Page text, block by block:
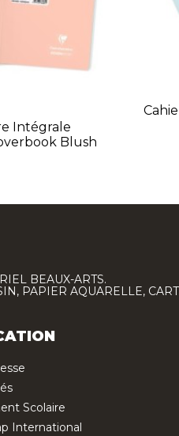
Intégrale
Blush
BEAUX-ARTS.
PAPIER AQUARELLE,
Scolaire
International